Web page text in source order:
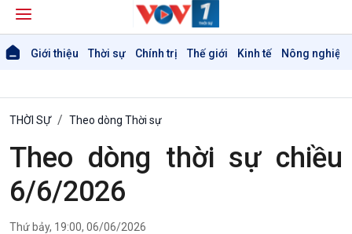
Giới thiệu Thời sự Chính trị Thế giới Kinh tế Nông nghiệp
THỜI SỰ Theo dòng Thời sự
Theo dòng thời sự chiều
6/6/2026
Thứ bảy, 19:00, 06/06/2026